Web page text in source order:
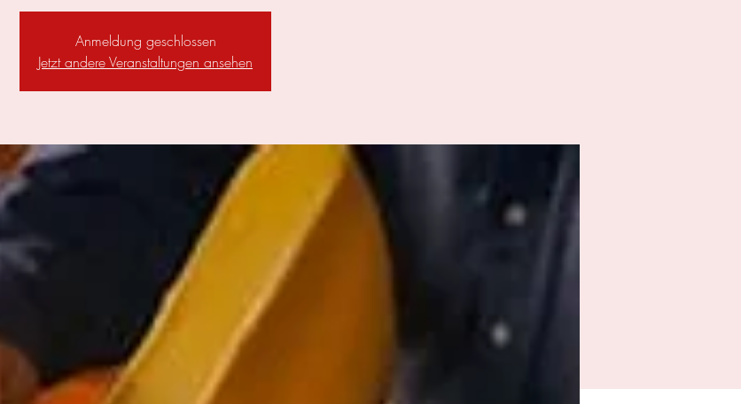
Anmeldung geschlossen
Jetzt andere Veranstaltungen ansehen